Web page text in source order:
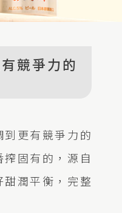
競爭力的
更有競爭力的
固有的，源自
潤平衡，完整